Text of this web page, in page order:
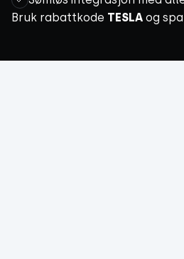
Bruk rabattkode TESLA og